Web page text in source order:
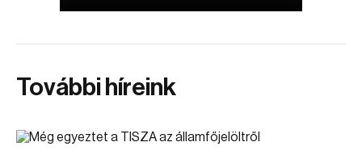
További híreink